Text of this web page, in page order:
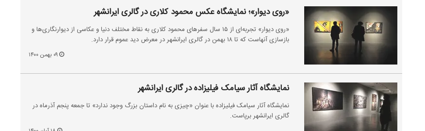
«روی دیوار»؛ نمایشگاه عکس محمود کلاری در گالری ایرانشهر
«روی دیوار» تجربه‌ای از ۱۵ سال سفرهای محمود کلاری به نقاط مختلف دنیا و عکاسی از دیوارنگاری‌ها و
بازسازی آنهاست که تا ۱۸ بهمن در گالری ایرانشهر در معرض دید عموم قرار دارد.
۰۹ بهمن ۱۴۰۰
نمایشگاه آثار سیامک فیلیزاده در گالری ایرانشهر
نمایشگاه آثار سیامک فیلیزاده با عنوان «چیزی به نام داستان بزرگ وجود ندارد» تا جمعه پنجم آذرماه در
گالری ایرانشهر برپاست.